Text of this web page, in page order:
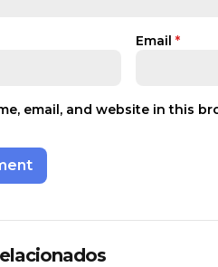
Email *
email, and website in this